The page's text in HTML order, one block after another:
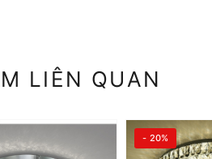
LIÊN QUAN
- 20%